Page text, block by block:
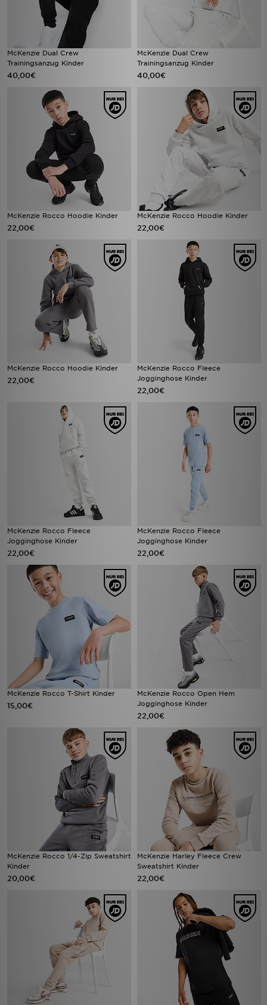
McKenzie Dual Crew
Trainingsanzug Kinder
40,00€
McKenzie Dual Crew
Trainingsanzug Kinder
40,00€
McKenzie Rocco Hoodie Kinder
22,00€
McKenzie Rocco Hoodie Kinder
22,00€
McKenzie Rocco Hoodie Kinder
22,00€
McKenzie Rocco Fleece
Jogginghose Kinder
22,00€
McKenzie Rocco Fleece
Jogginghose Kinder
22,00€
McKenzie Rocco Fleece
Jogginghose Kinder
22,00€
McKenzie Rocco T-Shirt Kinder
15,00€
McKenzie Rocco Open Hem
Jogginghose Kinder
22,00€
McKenzie Rocco 1/4-Zip Sweatshirt
Kinder
20,00€
McKenzie Harley Fleece Crew
Sweatshirt Kinder
22,00€